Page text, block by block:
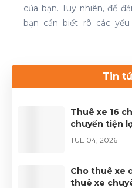
của bạn. Tuy nhiên, để
bạn cần biết rõ các
dịch vụ thuê xe uy tín,
Cảnh để được phục vụ
Tin
Thuê xe 16
chuyển tiện
TUE 04, 2026
Cho thuê xe
thuê xe